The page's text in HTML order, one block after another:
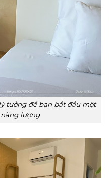
tưởng để bạn bắt đầu một
lượng